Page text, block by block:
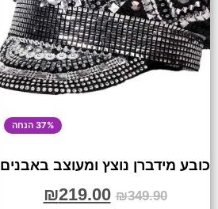
37% הנחה
כובע מידברן נוצץ ומעוצב באבנים
₪349.90
₪219.00